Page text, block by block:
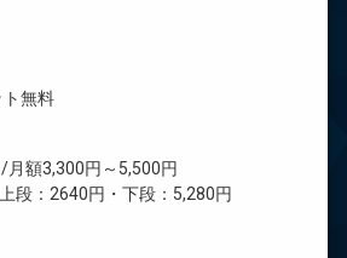
ト無料
額3,300円～5,500円
2640円・下段：5,280円